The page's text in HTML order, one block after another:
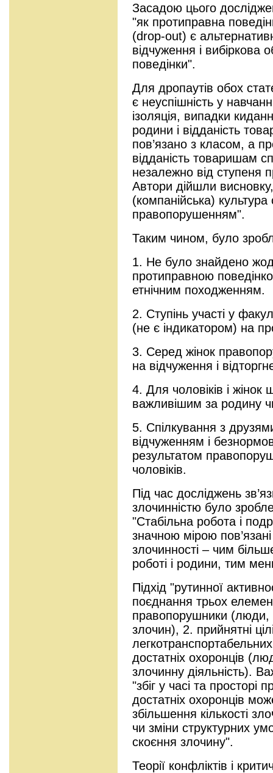
Засадою цього
"як протиправна
(drop-out) є
відчуження і вибіркова
поведінки".
Для дропаутів обох
є неуспішність у
ізоляція, випадки
родини і відданість
пов’язано з класом, а
відданість товаришам
незалежно від ступеня
Автори дійшли
(компанійська)
правопорушенням".
Таким чином, було
1. Не було знайдено
протиправною
етнічним походженням.
2. Ступінь участі у
(не є індикатором) на
3. Серед жінок
на відчуження і
4. Для чоловіків і жінок
важливішим за родину
5. Спілкування з
відчуженням і
результатом
чоловіків.
Під час досліджень
злочинністю було
"Стабільна робота і
значною мірою
злочинності – чим
роботі і родини, тим
Підхід "рутинної
поєднання трьох
правопорушники (люди,
злочин), 2. прийнятні
достатніх охоронців
злочинну діяльність).
"збіг у часі та просторі
достатніх охоронців
збільшення кількості
чи зміни структурних
скоєння злочину".
Теорії конфліктів і